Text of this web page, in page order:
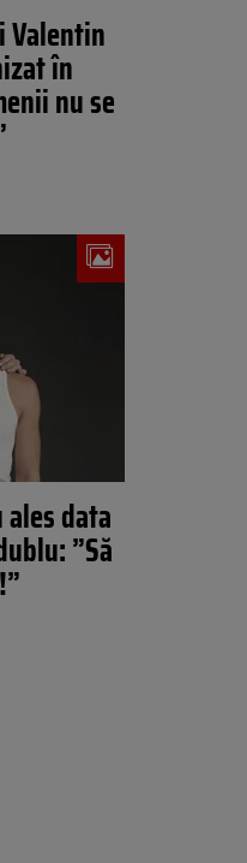
Valentin
în
nu se
data
”Să